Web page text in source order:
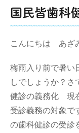
国民皆歯科
こんにちは あざ
梅雨入り前で暑い
しでしょうか？さ
健診の義務化 現
受診義務の対象で
の歯科健診の受診